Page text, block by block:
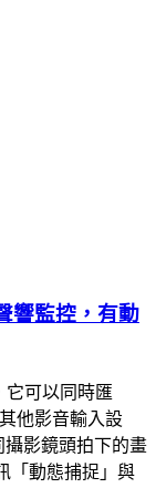
響監控，有動
它可以同時匯
他影音輸入設
影鏡頭拍下的畫
「動態捕捉」與